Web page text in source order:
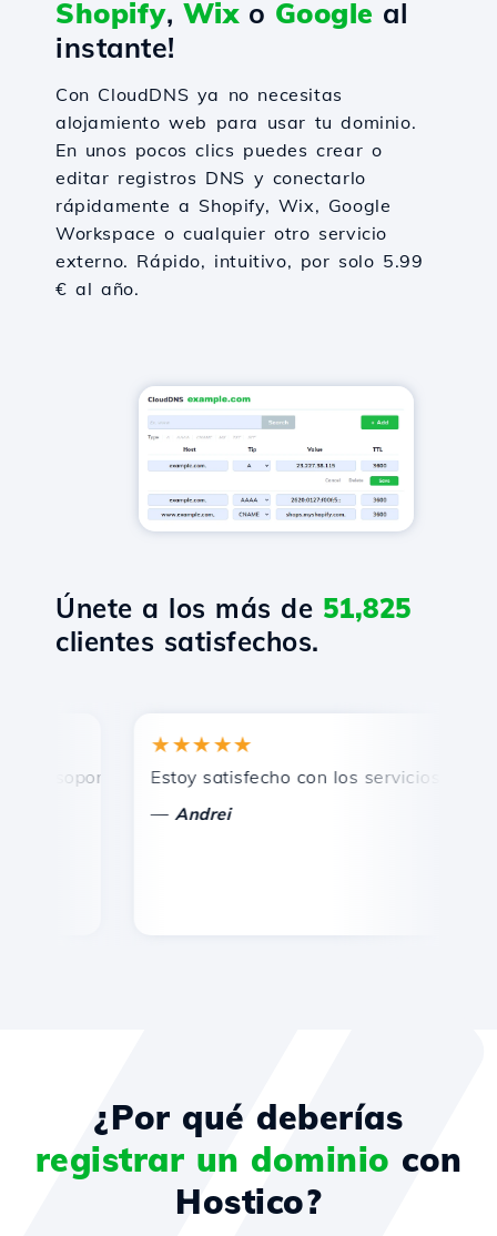
Shopify, Wixo Google al
instante!
Con CloudDNS ya no necesitas
alojamiento web para usar tu dominio.
En unos pocos clics puedes crear o
editar registros DNS y conectarlo
rápidamente a Shopify, Wix, Google
Workspace o cualquier otro servicio
externo. Rápido, intuitivo, por solo 5.99
€ al año.
Únete a los más de 51,825
clientes satisfechos.
soporte técnico rápido y eficiente.
★★★★★
Estoy satisfecho con los servicios
Andrei
¿Por qué deberías
registrar un dominio con
Hostico?